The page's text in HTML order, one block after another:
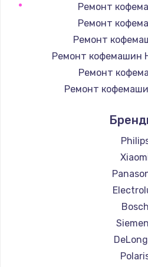
Ремонт
Ремонт
Ремонт
Ремонт кофемашин
Ремонт
Ремонт
Ремонт
Ремонт
Ремонт
Ремонт
Ремонт
Ремонт
Ремонт
Ремонт
Ремонт
Bosch